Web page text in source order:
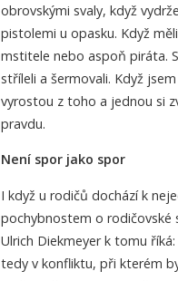
obrovskými svaly, když
pistolemi u opasku. Když
mstitele nebo aspoň piráta.
stříleli a šermovali. Když
vyrostou z toho a jednou si
pravdu.
Není spor jako spor
I když u rodičů dochází k
pochybnostem o rodičovské
Ulrich Diekmeyer k tomu
tedy v konfliktu, při kterém